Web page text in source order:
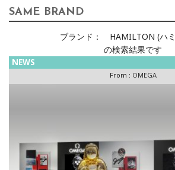
SAME BRAND
ブランド：
HAMILTON (ハ
の検索結果です
NEWS
From : OMEGA